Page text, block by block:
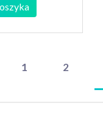
1 2